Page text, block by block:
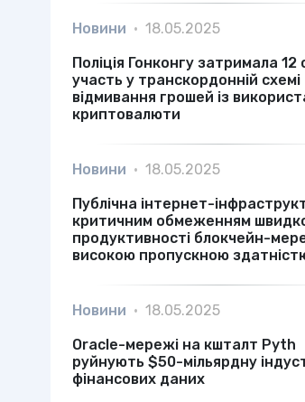
Новини • 18.05.2025
Поліція Гонконгу затримала 12
участь у транскордонній схемі
відмивання грошей із
криптовалюти
Новини • 18.05.2025
Публічна інтернет-
критичним обмеженням
продуктивності блокчейн-
високою пропускною
Новини • 18.05.2025
Oracle-мережі на кшталт Pyth
руйнують $50-мільярдну
фінансових даних